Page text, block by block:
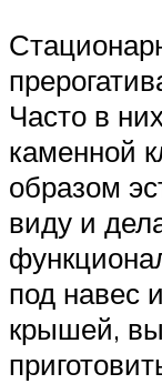
Часто в
каменной
образом
виду и
под навес
крышей,